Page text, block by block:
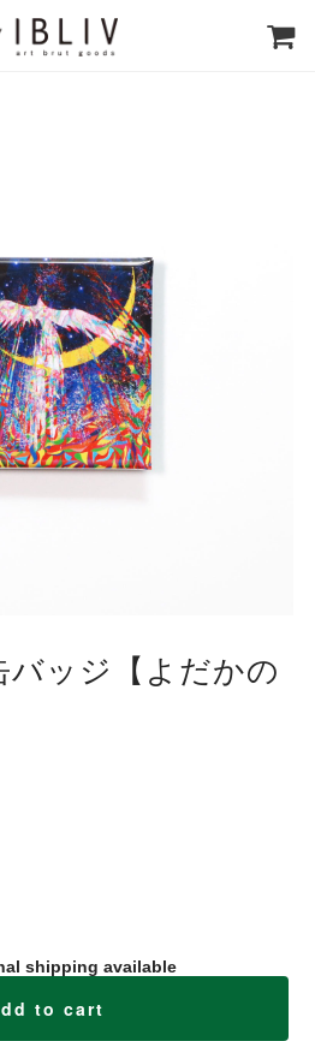
バッジ【よだかの
shipping available
to cart